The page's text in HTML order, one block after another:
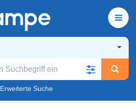
Erweiterte Suche